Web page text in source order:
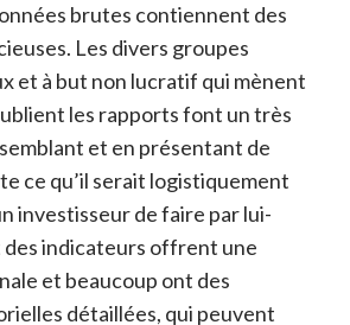
brutes contiennent des
Les divers groupes
et à but non lucratif qui mènent
les rapports font un très
et en présentant de
ce qu’il serait logistiquement
investisseur de faire par lui-
des indicateurs offrent une
et beaucoup ont des
détaillées, qui peuvent